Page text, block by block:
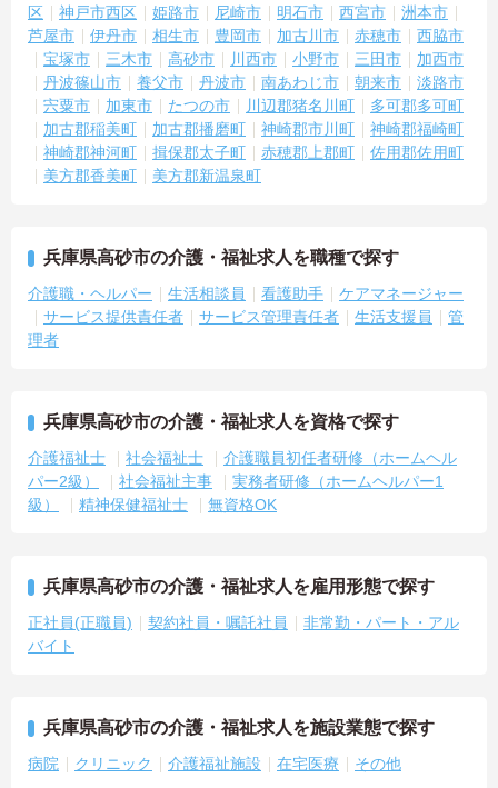
区 神戸市西区 姫路市 尼崎市 明石市 西宮市
洲本市
芦屋市
伊丹市 相生市 豊岡市 加古川市 赤穂市
西脇市
宝塚市
三木市 高砂市 川西市 小野市 三田市
加西市
丹波篠山市
養父市 丹波市 南あわじ市 朝来市
淡路市
宍粟市
加東市 たつの市 川辺郡猪名川町
多可郡多可町
加古郡稲美町
加古郡播磨町 神崎郡市川町
神崎郡福崎町
神崎郡神河町
揖保郡太子町 赤穂郡上郡町
佐用郡佐用町
美方郡香美町
美方郡新温泉町
兵庫県高砂市の介護・福祉求人を職種で探す
介護職・ヘルパー 生活相談員 看護助手
ケアマネージャー
サービス提供責任者
サービス管理責任者 生活支援員
管
理者
兵庫県高砂市の介護・福祉求人を資格で探す
介護福祉士 社会福祉士
介護職員初任者研修（ホームヘル
パー2級）
社会福祉主事
実務者研修（ホームヘルパー1
級）
精神保健福祉士 無資格OK
兵庫県高砂市の介護・福祉求人を雇用形態で探す
正社員(正職員) 契約社員・嘱託社員
非常勤・パート・アル
バイト
兵庫県高砂市の介護・福祉求人を施設業態で探す
病院 クリニック 介護福祉施設 在宅医療 その他